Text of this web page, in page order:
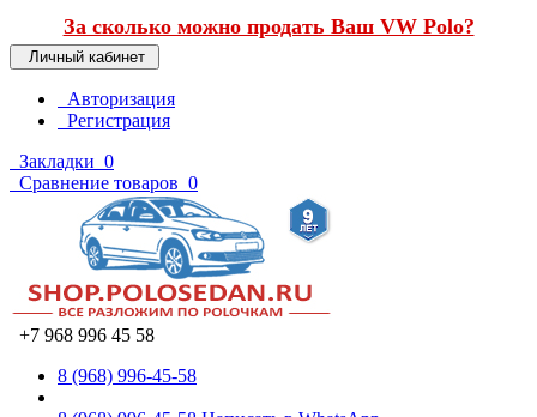
За сколько можно продать Ваш VW Polo?
Личный кабинет
Авторизация
Регистрация
Закладки 0
Сравнение товаров 0
+7 968 996 45 58
8 (968) 996-45-58